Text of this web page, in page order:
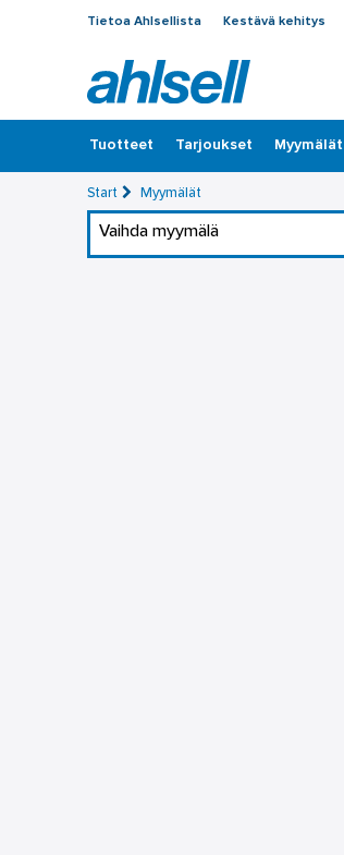
Tietoa Ahlsellista Kestävä kehitys
Tuotteet ‎Tarjoukset Myymälät
Start Myymälät
Vaihda myymälä